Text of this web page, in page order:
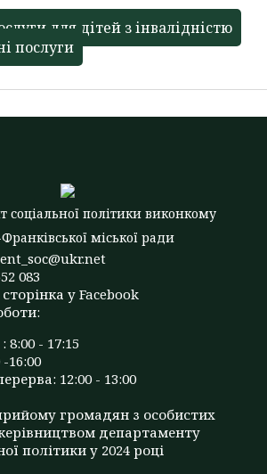
для дітей з інвалідністю
послуги
соціальної політики виконкому
міської ради
083
у Facebook
8:00 - 17:15
16:00
12:00 - 13:00
громадян з особистих
департаменту
політики у 2024 році